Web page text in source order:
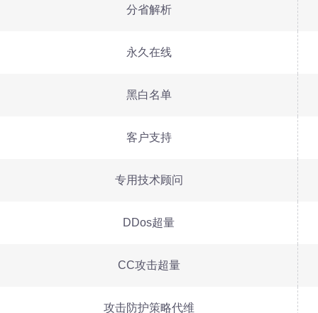
分省解析
永久在线
黑白名单
客户支持
专用技术顾问
DDos超量
CC攻击超量
攻击防护策略代维